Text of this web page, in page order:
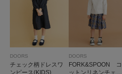
DOORS
チェック柄ドレスワ
ンピース(KIDS)
DOORS
FORK&SPOON コ
ットンリネンチェッ